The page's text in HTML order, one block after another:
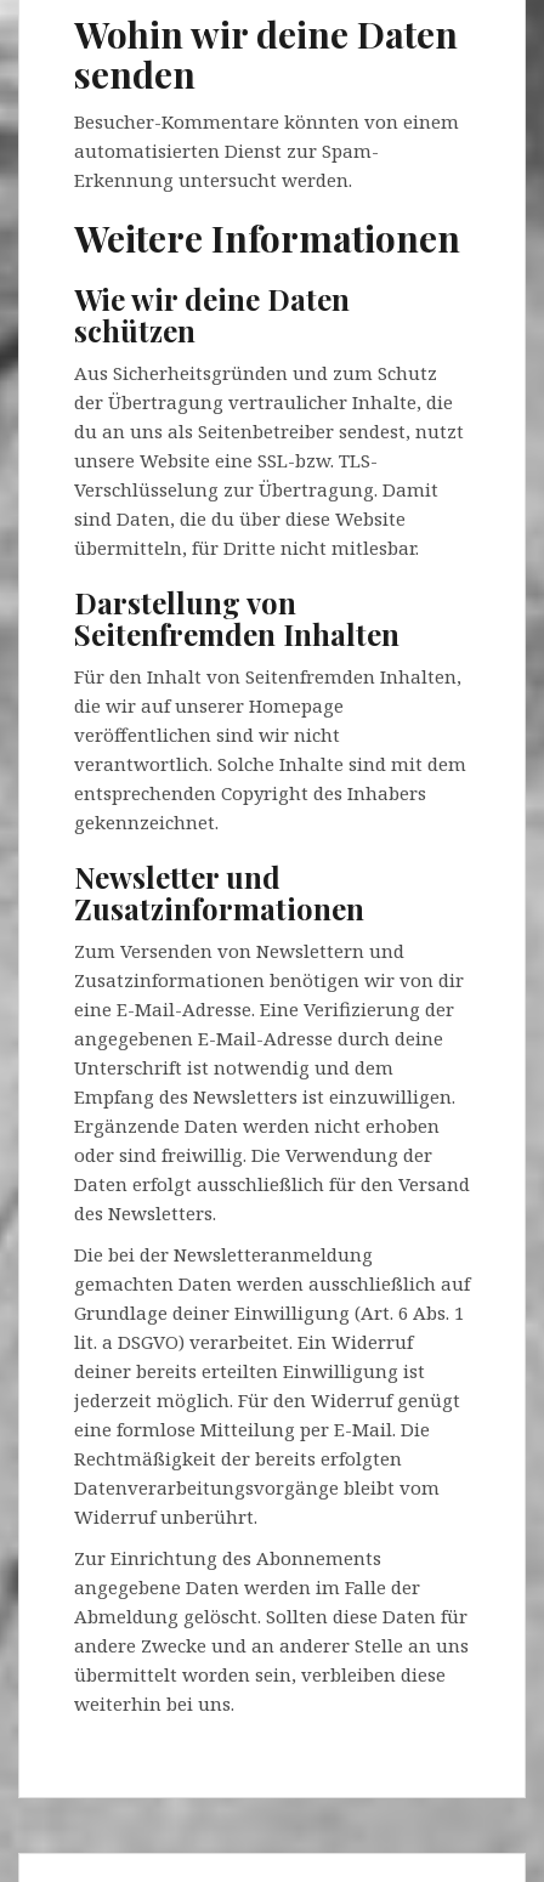
Wohin wir deine Daten
senden
Besucher-Kommentare könnten von einem
automatisierten Dienst zur Spam-
Erkennung untersucht werden.
Weitere Informationen
Wie wir deine Daten
schützen
Aus Sicherheitsgründen und zum Schutz
der Übertragung vertraulicher Inhalte, die
du an uns als Seitenbetreiber sendest, nutzt
unsere Website eine SSL-bzw. TLS-
Verschlüsselung zur Übertragung. Damit
sind Daten, die du über diese Website
übermitteln, für Dritte nicht mitlesbar.
Darstellung von
Seitenfremden Inhalten
Für den Inhalt von Seitenfremden Inhalten,
die wir auf unserer Homepage
veröffentlichen sind wir nicht
verantwortlich. Solche Inhalte sind mit dem
entsprechenden Copyright des Inhabers
gekennzeichnet.
Newsletter und
Zusatzinformationen
Zum Versenden von Newslettern und
Zusatzinformationen benötigen wir von dir
eine E-Mail-Adresse. Eine Verifizierung der
angegebenen E-Mail-Adresse durch deine
Unterschrift ist notwendig und dem
Empfang des Newsletters ist einzuwilligen.
Ergänzende Daten werden nicht erhoben
oder sind freiwillig. Die Verwendung der
Daten erfolgt ausschließlich für den Versand
des Newsletters.
Die bei der Newsletteranmeldung
gemachten Daten werden ausschließlich auf
Grundlage deiner Einwilligung (Art. 6 Abs. 1
lit. a DSGVO) verarbeitet. Ein Widerruf
deiner bereits erteilten Einwilligung ist
jederzeit möglich. Für den Widerruf genügt
eine formlose Mitteilung per E-Mail. Die
Rechtmäßigkeit der bereits erfolgten
Datenverarbeitungsvorgänge bleibt vom
Widerruf unberührt.
Zur Einrichtung des Abonnements
angegebene Daten werden im Falle der
Abmeldung gelöscht. Sollten diese Daten für
andere Zwecke und an anderer Stelle an uns
übermittelt worden sein, verbleiben diese
weiterhin bei uns.